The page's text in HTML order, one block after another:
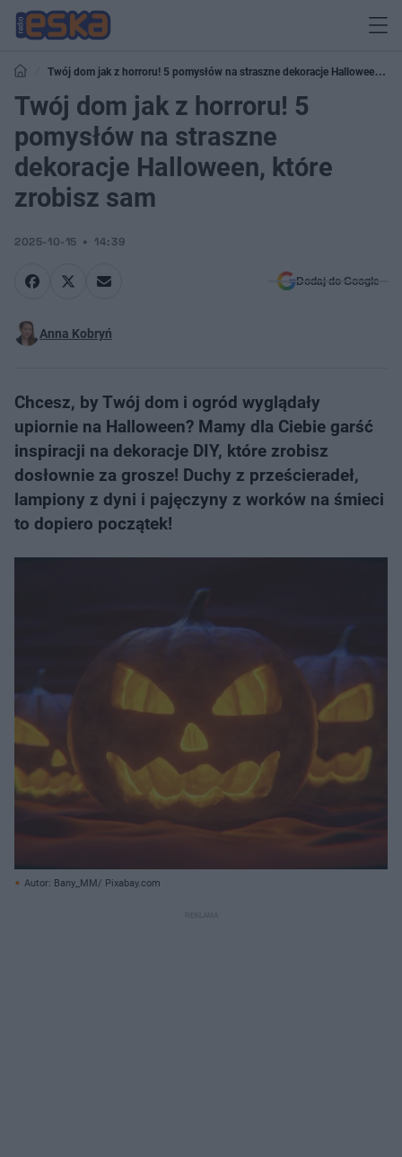
Twój dom jak z horroru! 5 pomysłów na straszne dekoracje Halloween,
które zrobisz sam
Twój dom jak z horroru! 5
pomysłów na straszne
dekoracje Halloween, które
zrobisz sam
2025-10-15 14:39
Dodaj do Google
Anna Kobryń
Chcesz, by Twój dom i ogród wyglądały
upiornie na Halloween? Mamy dla Ciebie garść
inspiracji na dekoracje DIY, które zrobisz
dosłownie za grosze! Duchy z prześcieradeł,
lampiony z dyni i pajęczyny z worków na śmieci
to dopiero początek!
Autor: Bany_MM/ Pixabay.com